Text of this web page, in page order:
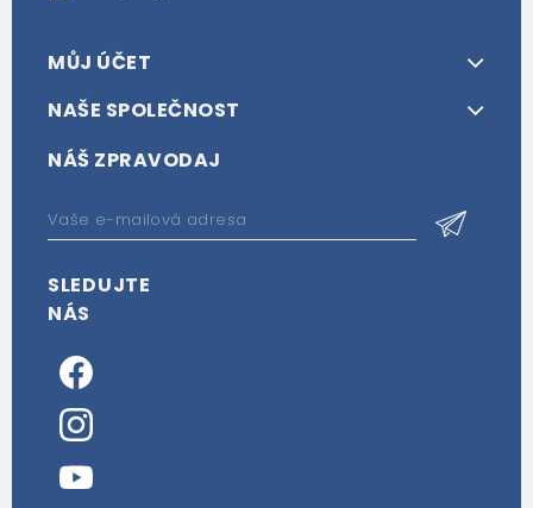
MŮJ ÚČET
NAŠE SPOLEČNOST
NÁŠ ZPRAVODAJ
SLEDUJTE
NÁS